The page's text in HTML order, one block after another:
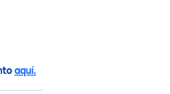
aquí.